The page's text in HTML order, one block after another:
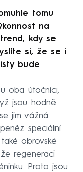
tomu
na
kdy se
si, že se i
bude
oba útočníci,
jsou hodně
jim vážná
speciální
obrovské
regeneraci
Proto jsou